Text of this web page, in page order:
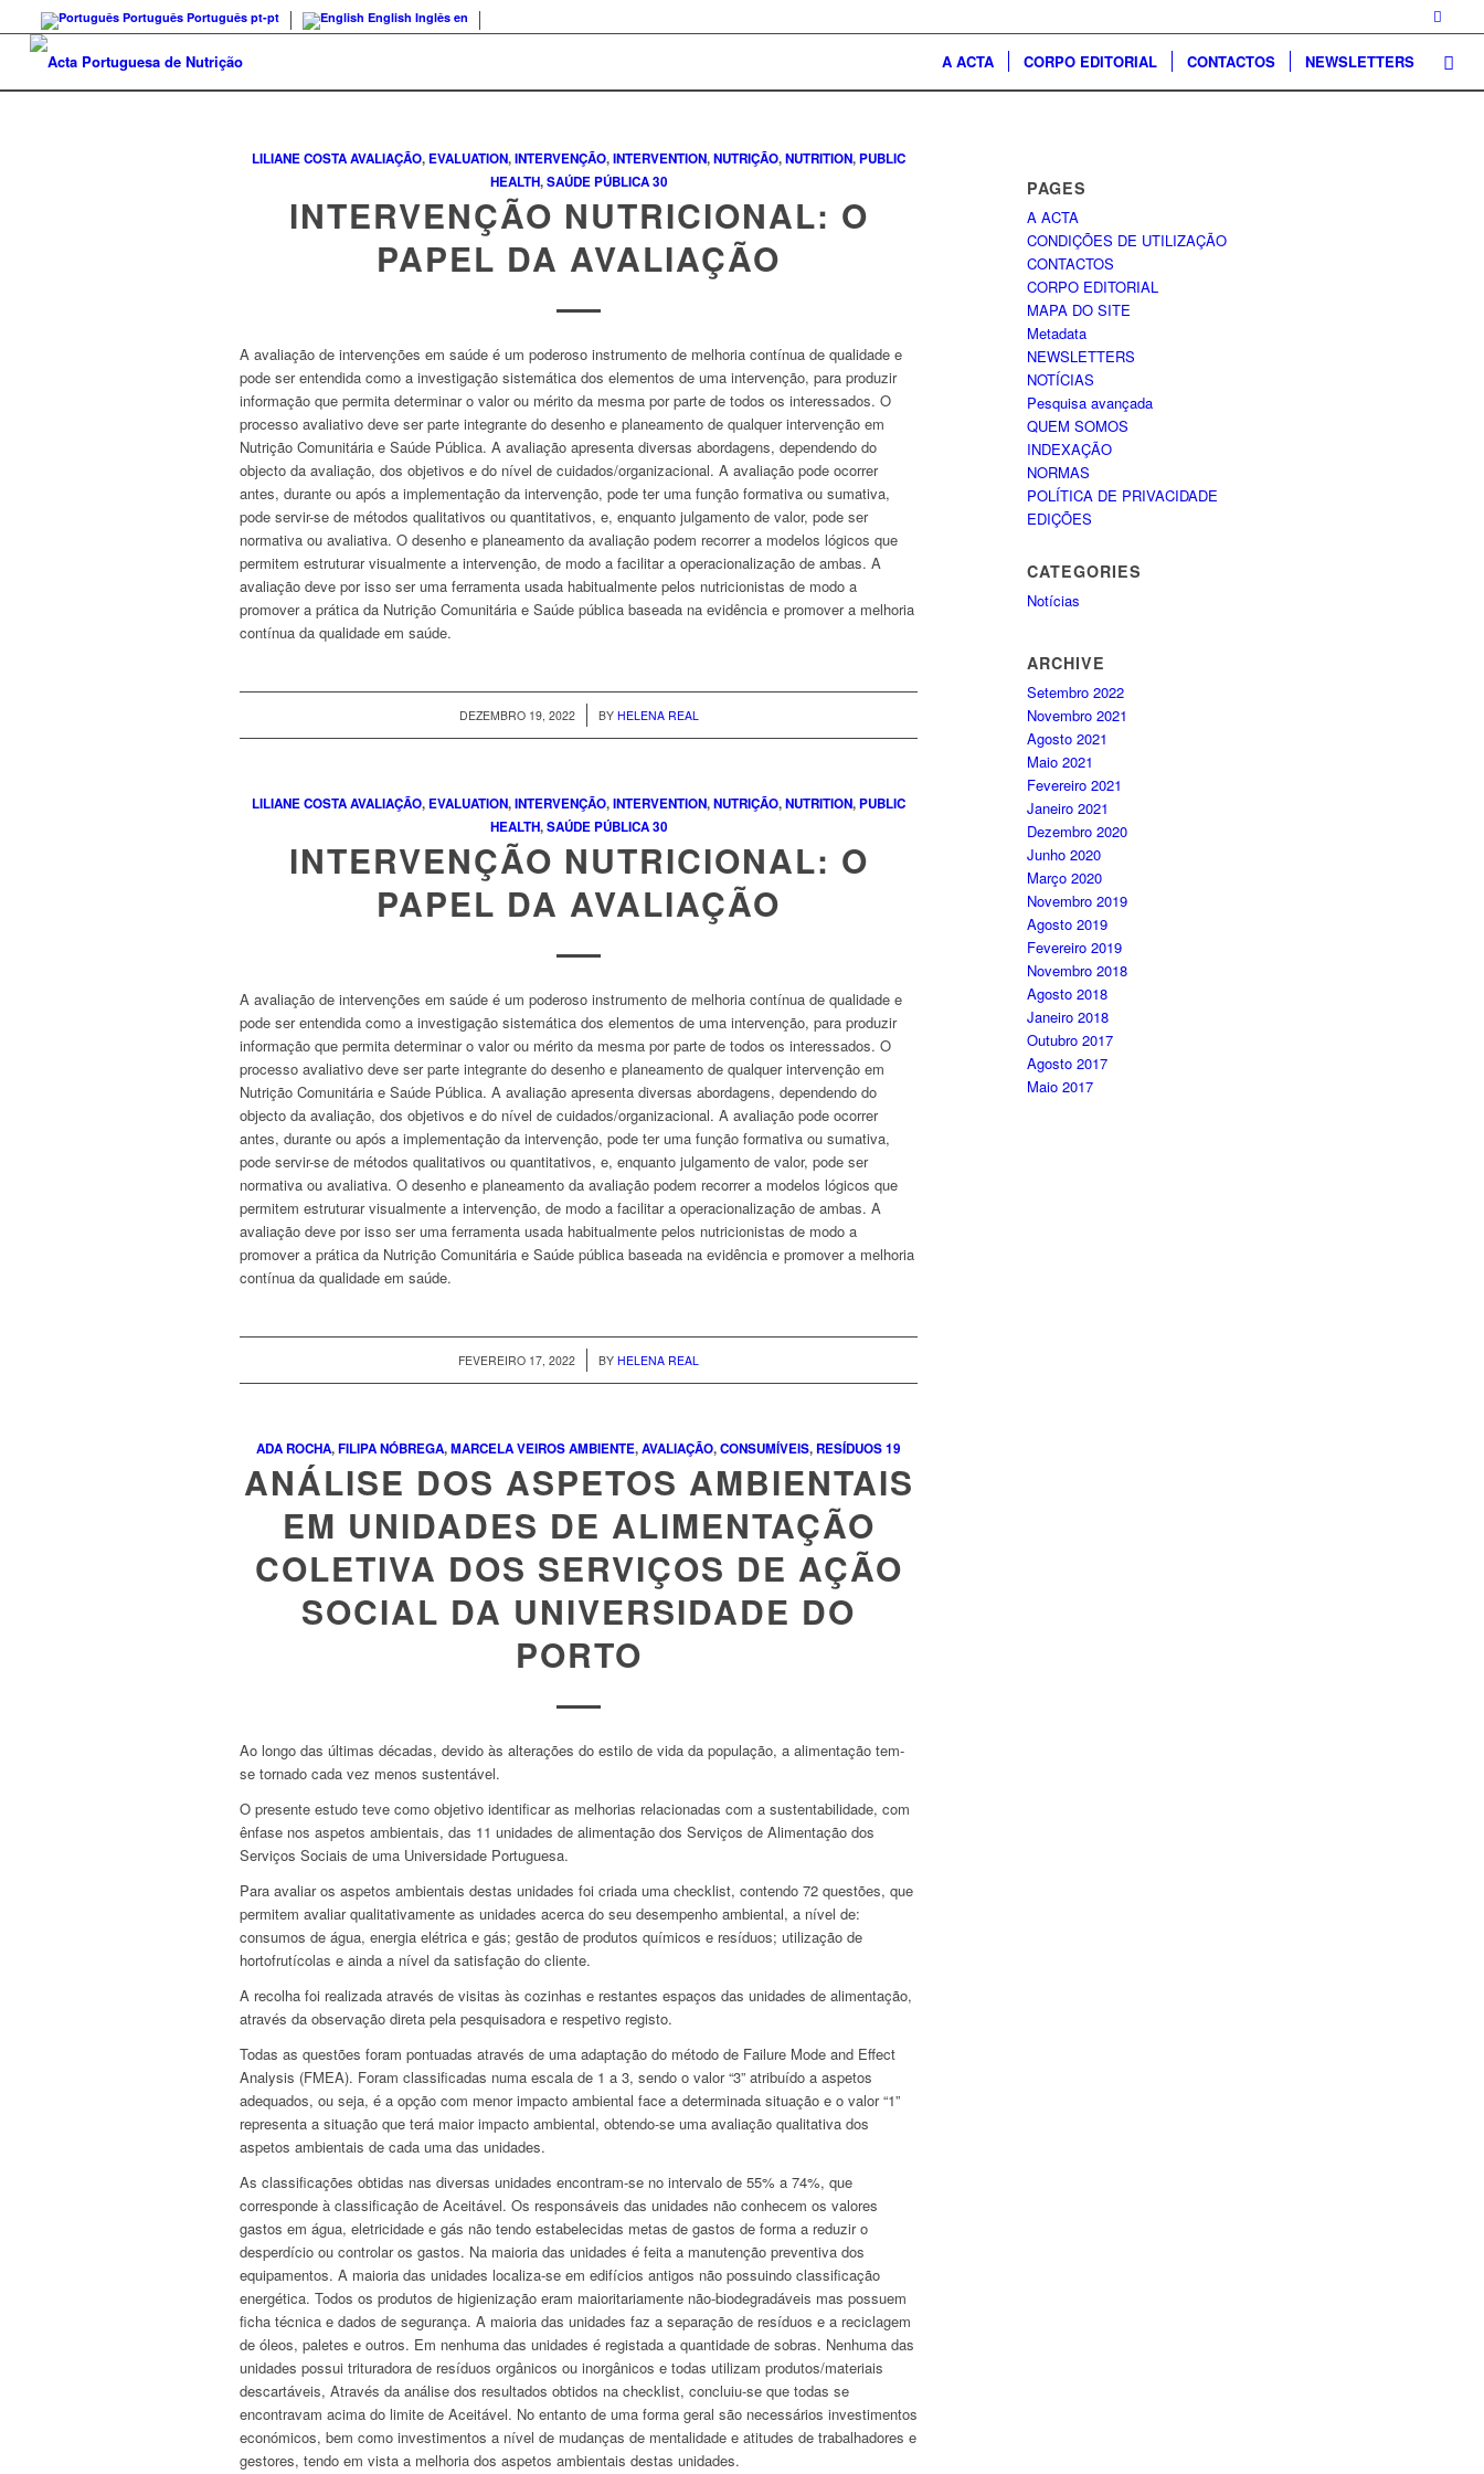
Português Português pt-pt English Inglês en
A ACTA CORPO EDITORIAL CONTACTOS NEWSLETTERS
LILIANE COSTAAVALIAÇÃO, EVALUATION,INTERVENÇÃO,INTERVENTION,NUTRIÇÃO,NUTRITION,PUBLIC
HEALTH,SAÚDE PÚBLICA30
INTERVENÇÃO NUTRICIONAL: O
PAPEL DA AVALIAÇÃO
A avaliação de intervenções em saúde é um poderoso instrumento de melhoria contínua de qualidade e
pode ser entendida como a investigação sistemática dos elementos de uma intervenção, para produzir
informação que permita determinar o valor ou mérito da mesma por parte de todos os interessados. O
processo avaliativo deve ser parte integrante do desenho e planeamento de qualquer intervenção em
Nutrição Comunitária e Saúde Pública. A avaliação apresenta diversas abordagens, dependendo do
objecto da avaliação, dos objetivos e do nível de cuidados/organizacional. A avaliação pode ocorrer
antes, durante ou após a implementação da intervenção, pode ter uma função formativa ou sumativa,
pode servir-se de métodos qualitativos ou quantitativos, e, enquanto julgamento de valor, pode ser
normativa ou avaliativa. O desenho e planeamento da avaliação podem recorrer a modelos lógicos que
permitem estruturar visualmente a intervenção, de modo a facilitar a operacionalização de ambas. A
avaliação deve por isso ser uma ferramenta usada habitualmente pelos nutricionistas de modo a
promover a prática da Nutrição Comunitária e Saúde pública baseada na evidência e promover a melhoria
contínua da qualidade em saúde.
DEZEMBRO 19, 2022
/ BY HELENA REAL
LILIANE COSTAAVALIAÇÃO, EVALUATION,INTERVENÇÃO,INTERVENTION,NUTRIÇÃO,NUTRITION,PUBLIC
HEALTH,SAÚDE PÚBLICA30
INTERVENÇÃO NUTRICIONAL: O
PAPEL DA AVALIAÇÃO
A avaliação de intervenções em saúde é um poderoso instrumento de melhoria contínua de qualidade e
pode ser entendida como a investigação sistemática dos elementos de uma intervenção, para produzir
informação que permita determinar o valor ou mérito da mesma por parte de todos os interessados. O
processo avaliativo deve ser parte integrante do desenho e planeamento de qualquer intervenção em
Nutrição Comunitária e Saúde Pública. A avaliação apresenta diversas abordagens, dependendo do
objecto da avaliação, dos objetivos e do nível de cuidados/organizacional. A avaliação pode ocorrer
antes, durante ou após a implementação da intervenção, pode ter uma função formativa ou sumativa,
pode servir-se de métodos qualitativos ou quantitativos, e, enquanto julgamento de valor, pode ser
normativa ou avaliativa. O desenho e planeamento da avaliação podem recorrer a modelos lógicos que
permitem estruturar visualmente a intervenção, de modo a facilitar a operacionalização de ambas. A
avaliação deve por isso ser uma ferramenta usada habitualmente pelos nutricionistas de modo a
promover a prática da Nutrição Comunitária e Saúde pública baseada na evidência e promover a melhoria
contínua da qualidade em saúde.
FEVEREIRO 17, 2022
/ BYHELENA REAL
ADA ROCHA,FILIPA NÓBREGA,MARCELA VEIROSAMBIENTE,AVALIAÇÃO,CONSUMÍVEIS, RESÍDUOS19
ANÁLISE DOS ASPETOS AMBIENTAIS
EM UNIDADES DE ALIMENTAÇÃO
COLETIVA DOS SERVIÇOS DE AÇÃO
SOCIAL DA UNIVERSIDADE DO
PORTO
Ao longo das últimas décadas, devido às alterações do estilo de vida da população, a alimentação tem-
se tornado cada vez menos sustentável.
O presente estudo teve como objetivo identificar as melhorias relacionadas com a sustentabilidade, com
ênfase nos aspetos ambientais, das 11 unidades de alimentação dos Serviços de Alimentação dos
Serviços Sociais de uma Universidade Portuguesa.
Para avaliar os aspetos ambientais destas unidades foi criada uma checklist, contendo 72 questões, que
permitem avaliar qualitativamente as unidades acerca do seu desempenho ambiental, a nível de:
consumos de água, energia elétrica e gás; gestão de produtos químicos e resíduos; utilização de
hortofrutícolas e ainda a nível da satisfação do cliente.
A recolha foi realizada através de visitas às cozinhas e restantes espaços das unidades de alimentação,
através da observação direta pela pesquisadora e respetivo registo.
Todas as questões foram pontuadas através de uma adaptação do método de Failure Mode and Effect
Analysis (FMEA). Foram classificadas numa escala de 1 a 3, sendo o valor “3” atribuído a aspetos
adequados, ou seja, é a opção com menor impacto ambiental face a determinada situação e o valor “1”
representa a situação que terá maior impacto ambiental, obtendo-se uma avaliação qualitativa dos
aspetos ambientais de cada uma das unidades.
As classificações obtidas nas diversas unidades encontram-se no intervalo de 55% a 74%, que
corresponde à classificação de Aceitável. Os responsáveis das unidades não conhecem os valores
gastos em água, eletricidade e gás não tendo estabelecidas metas de gastos de forma a reduzir o
desperdício ou controlar os gastos. Na maioria das unidades é feita a manutenção preventiva dos
equipamentos. A maioria das unidades localiza-se em edifícios antigos não possuindo classificação
energética. Todos os produtos de higienização eram maioritariamente não-biodegradáveis mas possuem
ficha técnica e dados de segurança. A maioria das unidades faz a separação de resíduos e a reciclagem
de óleos, paletes e outros. Em nenhuma das unidades é registada a quantidade de sobras. Nenhuma das
unidades possui trituradora de resíduos orgânicos ou inorgânicos e todas utilizam produtos/materiais
descartáveis, Através da análise dos resultados obtidos na checklist, concluiu-se que todas se
encontravam acima do limite de Aceitável. No entanto de uma forma geral são necessários investimentos
económicos, bem como investimentos a nível de mudanças de mentalidade e atitudes de trabalhadores e
gestores, tendo em vista a melhoria dos aspetos ambientais destas unidades.
PAGES
A ACTA
CONDIÇÕES DE UTILIZAÇÃO
CONTACTOS
CORPO EDITORIAL
MAPA DO SITE
Metadata
NEWSLETTERS
NOTÍCIAS
Pesquisa avançada
QUEM SOMOS
INDEXAÇÃO
NORMAS
POLÍTICA DE PRIVACIDADE
EDIÇÕES
CATEGORIES
Notícias
ARCHIVE
Setembro 2022
Novembro 2021
Agosto 2021
Maio 2021
Fevereiro 2021
Janeiro 2021
Dezembro 2020
Junho 2020
Março 2020
Novembro 2019
Agosto 2019
Fevereiro 2019
Novembro 2018
Agosto 2018
Janeiro 2018
Outubro 2017
Agosto 2017
Maio 2017